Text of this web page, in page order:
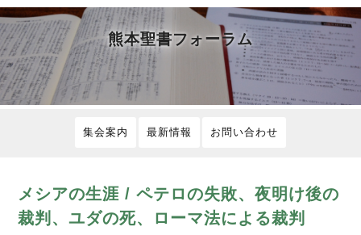
熊本聖書フォーラム
集会案内 最新情報 お問い合わせ
メシアの生涯 / ペテロの失敗、夜明け後の
裁判、ユダの死、ローマ法による裁判